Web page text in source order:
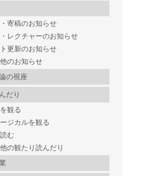
寄稿のお知らせ
レクチャーのお知らせ
更新のお知らせ
のお知らせ
の視座
だり
観る
ジカルを観る
む
の観たり読んだり